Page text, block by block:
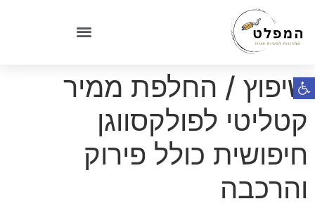
פתח סרגל נגישות
שיפוץ / החלפת ממיר
קטליטי לפולקסווגן
חיפושית כולל פירוק
והרכבה